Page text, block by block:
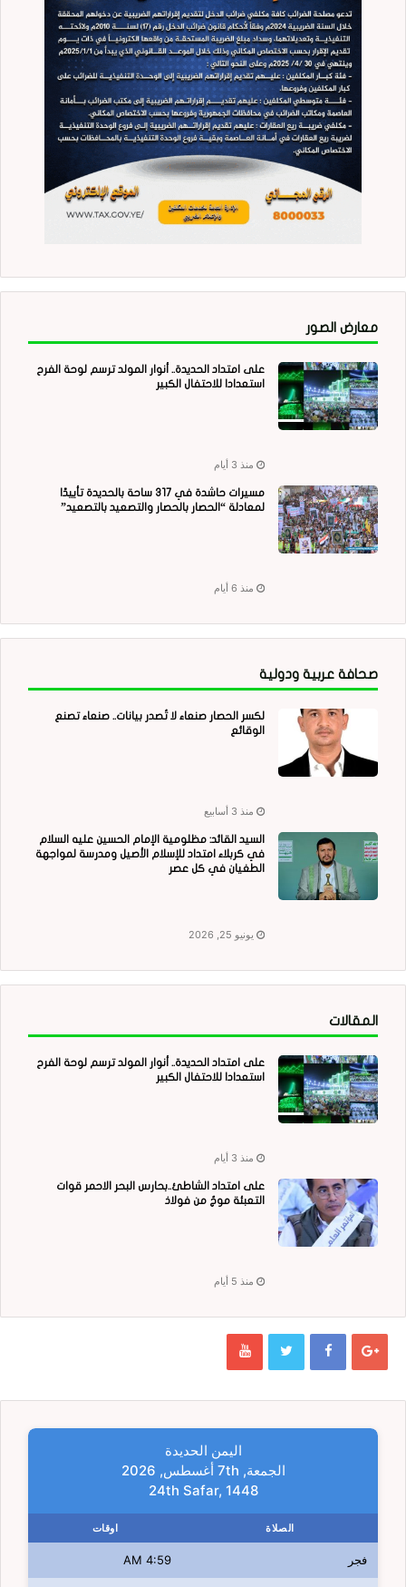
معارض الصور
على امتداد الحديدة.. أنوار المولد ترسم لوحة الفرح
استعدادا للاحتفال الكبير
منذ 3 أيام
مسيرات حاشدة في 317 ساحة بالحديدة تأييدًا
لمعادلة “الحصار بالحصار والتصعيد بالتصعيد”
منذ 6 أيام
صحافة عربية ودولية
لكسر الحصار صنعاء لا تُصدر بيانات.. صنعاء تصنع
الوقائع
منذ 3 أسابيع
السيد القائد: مظلومية الإمام الحسين عليه السلام
في كربلاء امتداد للإسلام الأصيل ومدرسة لمواجهة
الطغيان في كل عصر
يونيو 25, 2026
المقالات
على امتداد الحديدة.. أنوار المولد ترسم لوحة الفرح
استعدادا للاحتفال الكبير
منذ 3 أيام
على امتداد الشاطئ..بحارس البحر الاحمر قوات
التعبئة موجٌ من فولاذ
منذ 5 أيام
اليمن الحديدة
الجمعة, 7th أغسطس, 2026
24th Safar, 1448
الصلاة اوقات
فجر 4:59 AM